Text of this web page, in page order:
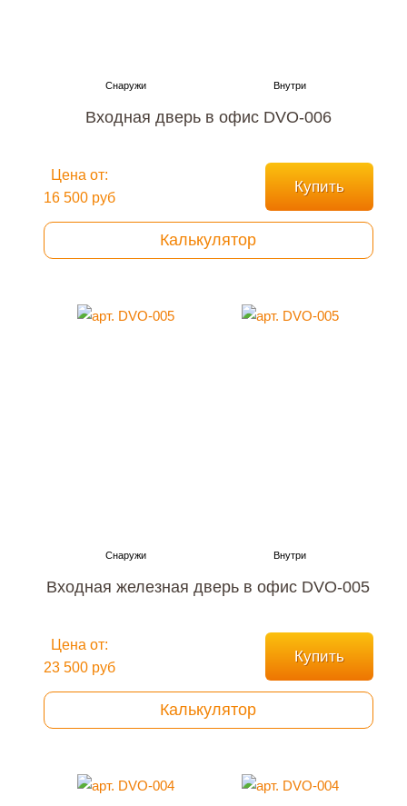
Входная дверь в офис DVO-006
Цена от:
16 500 руб
Купить
Калькулятор
Входная железная дверь в офис DVO-005
Цена от:
23 500 руб
Купить
Калькулятор